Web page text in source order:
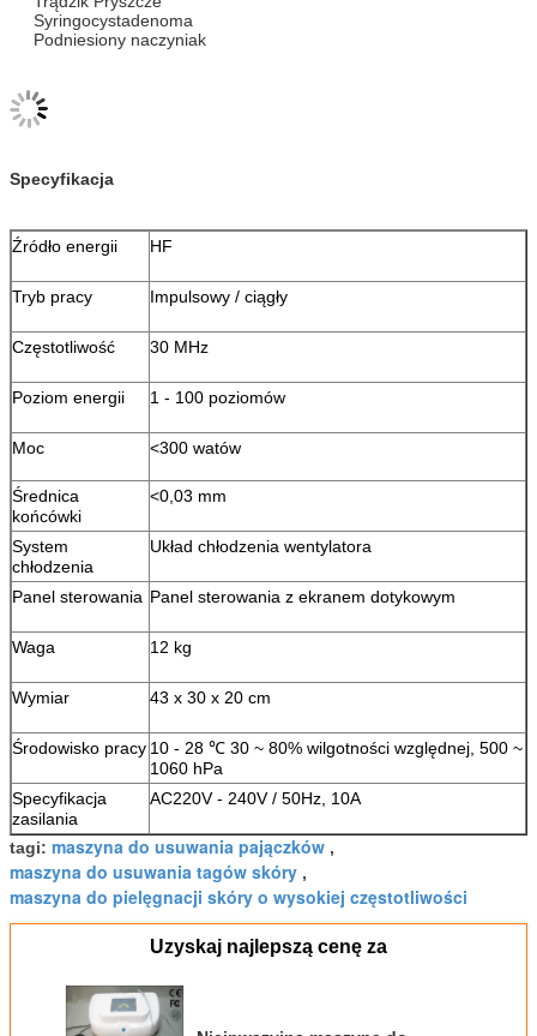
Częstotliwość 30 MHz
Poziom energii 1 - 100 poziomów
Moc <300 watów
Średnica
<0,03 mm
System
Układ chłodzenia wentylatora
Panel sterowania Panel sterowania z ekranem dotykowym
Waga 12 kg
Wymiar 43 x 30 x 20 cm
Środowisko pracy
10 - 28 ℃ 30 ~ 80% wilgotności względnej, 500 ~
Specyfikacja
AC220V - 240V / 50Hz, 10A
tagi:maszyna do usuwania pajączków,
maszyna do usuwania tagów skóry
maszyna do pielęgnacji skóry o wysokiej częstotliwości
Uzyskaj najlepszą cenę za
Nieinwazyjna maszyna do
usuwania plam naczyniowych o